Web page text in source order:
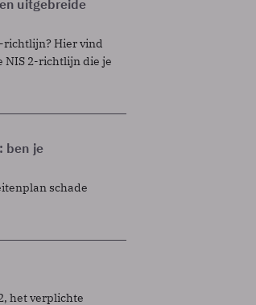
uitgebreide
richtlijn? Hier vind
NIS 2-richtlijn die je
ben je
schade
het verplichte